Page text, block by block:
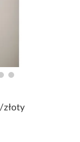
złoty